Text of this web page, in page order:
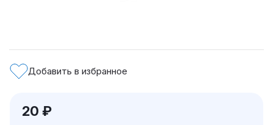
Добавить в избранное
20 ₽